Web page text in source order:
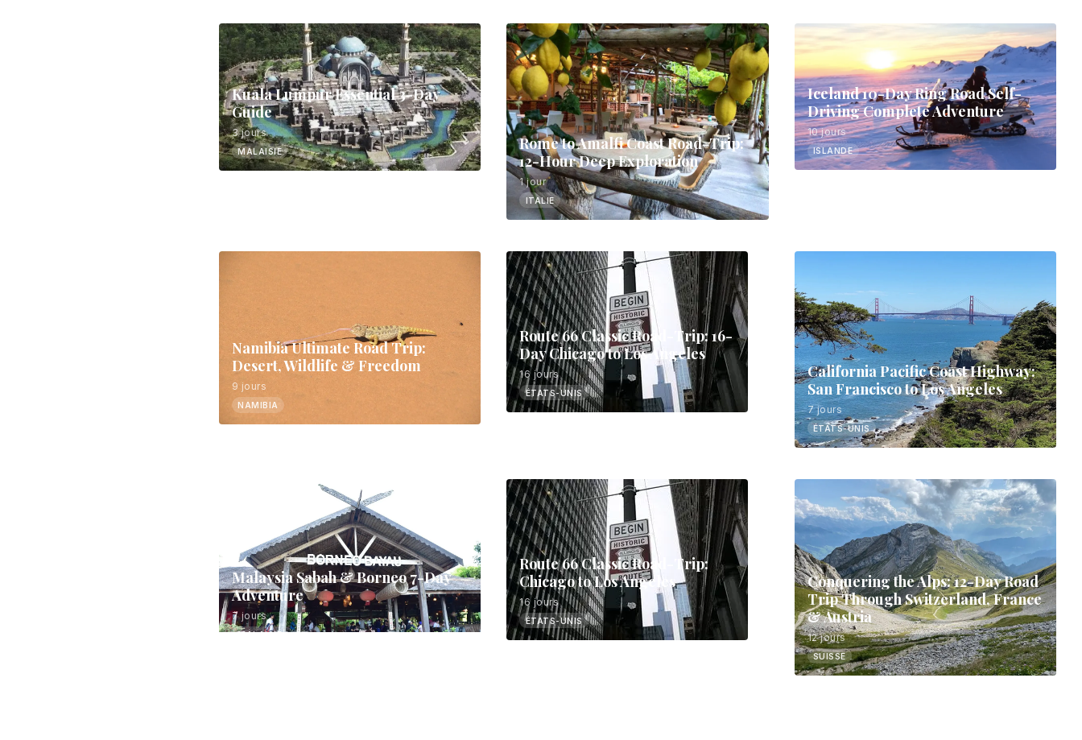
Kuala Lumpur Essential 3-Day
Guide
3 jours
MALAISIE
Rome to Amalfi Coast Road-Trip:
12-Hour Deep Exploration
1 jour
ITALIE
Iceland 10-Day Ring Road Self-
Driving Complete Adventure
10 jours
ISLANDE
Namibia Ultimate Road Trip:
Desert, Wildlife & Freedom
9 jours
NAMIBIA
Route 66 Classic Road-Trip: 16-
Day Chicago to Los Angeles
16 jours
ÉTATS-UNIS
California Pacific Coast Highway:
San Francisco to Los Angeles
7 jours
ÉTATS-UNIS
Malaysia Sabah & Borneo 7-Day
Adventure
7 jours
MALAISIE
Route 66 Classic Road-Trip:
Chicago to Los Angeles
16 jours
ÉTATS-UNIS
Conquering the Alps: 12-Day Road
Trip Through Switzerland, France
& Austria
12 jours
SUISSE